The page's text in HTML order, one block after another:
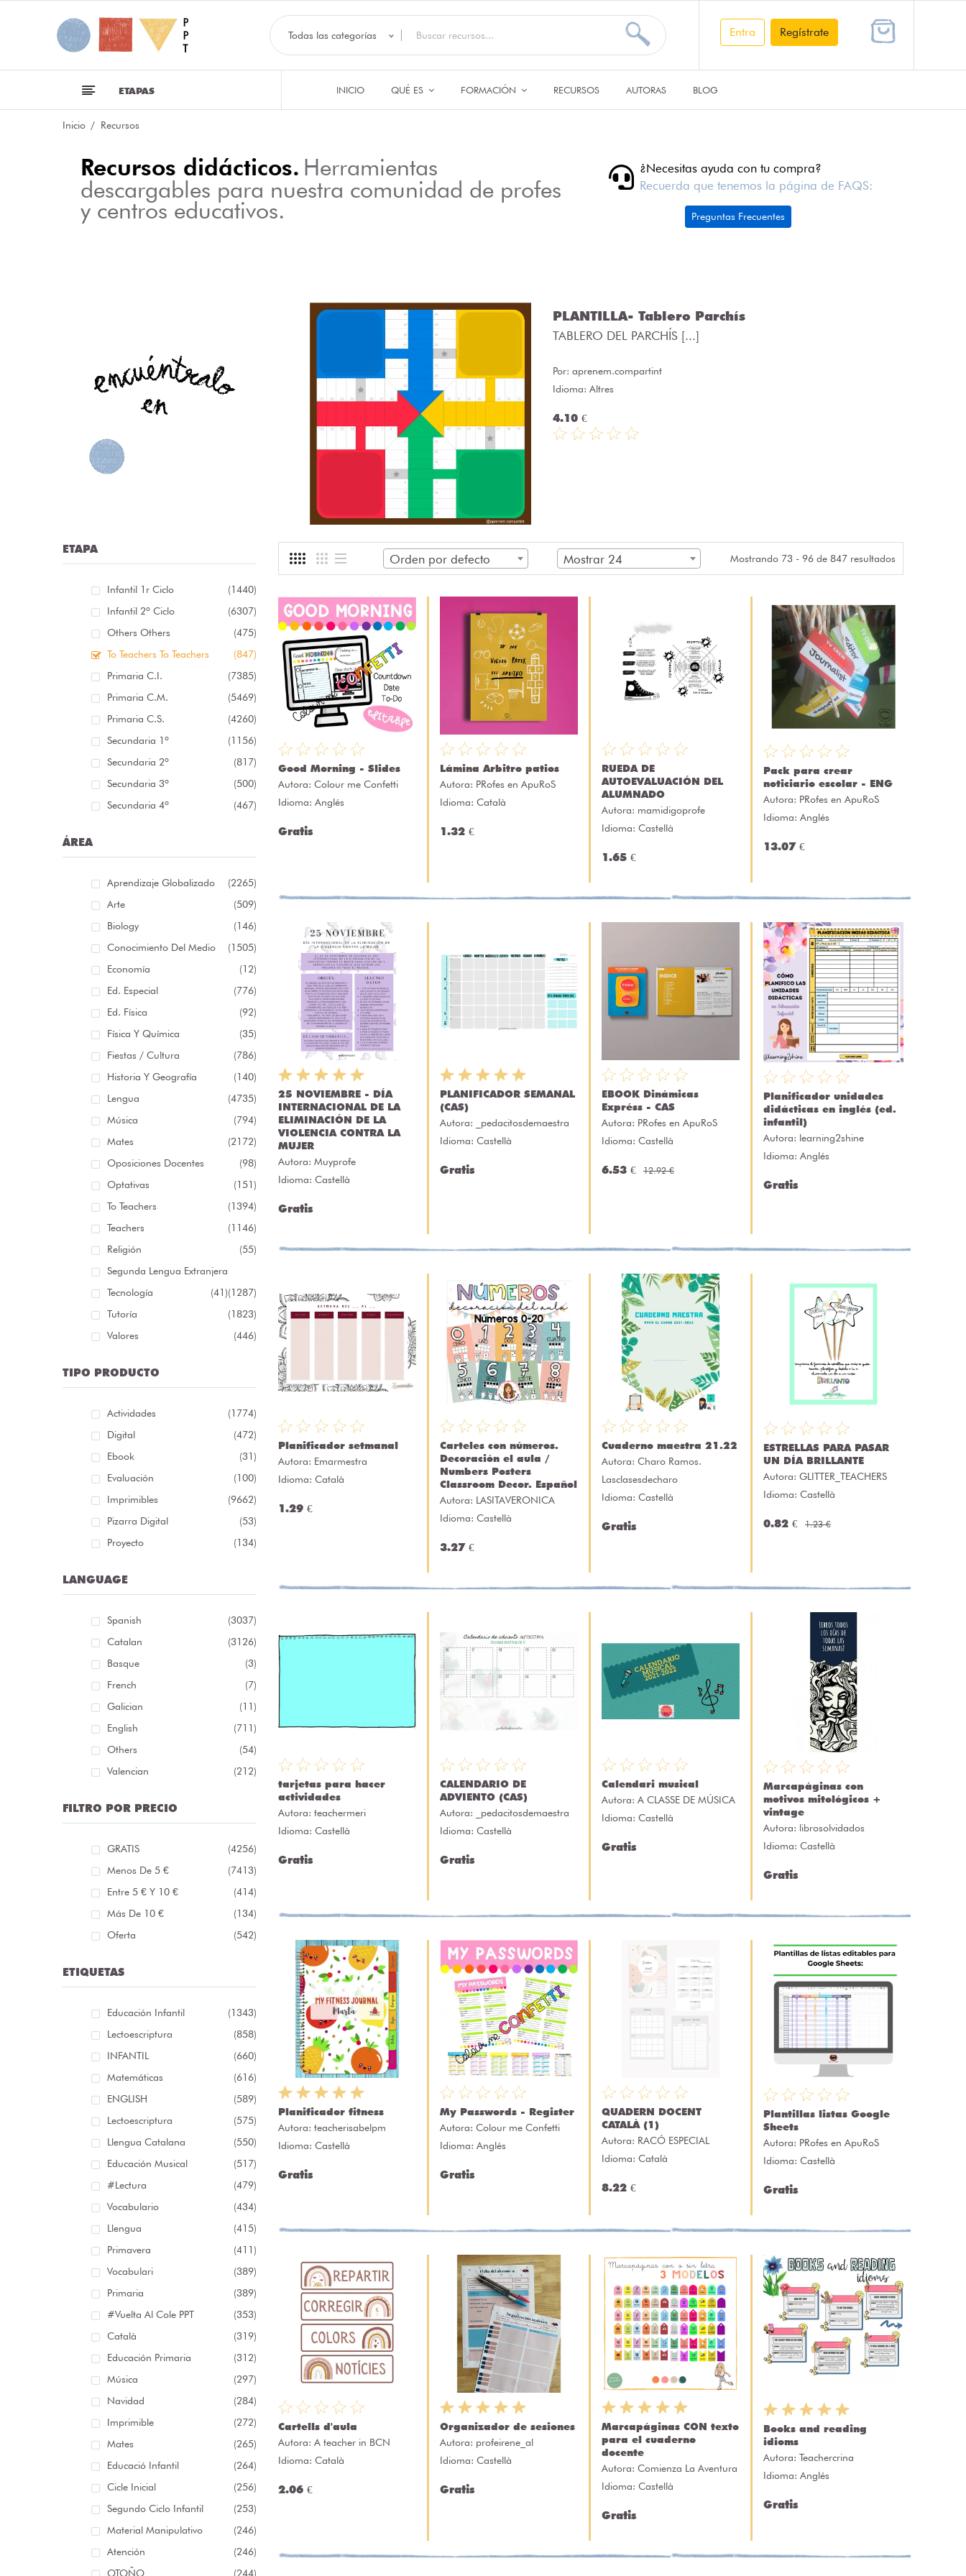
Todas las categorías Entra Regístrate
ETAPAS INICIO QUÉ ES FORMACIÓN RECURSOS AUTORAS BLOG
Inicio Recursos
Recursos didácticos. Herramientas
descargables para nuestra comunidad de profes
y centros educativos.
¿Necesitas ayuda con tu compra?
Recuerda que tenemos la página de FAQS:
Preguntas Frecuentes
sobre as distintas clases de palabras [...]
PLANTILLA- Tablero Parchís
TABLERO DEL PARCHÍS [...]
Por:aprenem.compartint
Idioma: Altres
4.10 €
ETAPA
Infantil 1r Ciclo
(1440)
Infantil 2º Ciclo
(6307)
Others Others
(475)
To Teachers To Teachers
(847)
Primaria C.I.
(7385)
Primaria C.M.
(5469)
Primaria C.S.
(4260)
Secundaria 1º
(1156)
Secundaria 2º
(817)
Secundaria 3º
(500)
Secundaria 4º
(467)
ÁREA
Aprendizaje Globalizado
(2265)
Arte
(509)
Biology
(146)
Conocimiento Del Medio
(1505)
Economía
(12)
Ed. Especial
(776)
Ed. Física
(92)
Física Y Química
(35)
Fiestas / Cultura
(786)
Historia Y Geografía
(140)
Lengua
(4735)
Música
(794)
Mates
(2172)
Oposiciones Docentes
(98)
Optativas
(151)
To Teachers
(1394)
Teachers
(1146)
Religión
(55)
Segunda Lengua Extranjera
(1287)
Tecnología
(41)
Tutoría
(1823)
Valores
(446)
TIPO PRODUCTO
Actividades
(1774)
Digital
(472)
Ebook
(31)
Evaluación
(100)
Imprimibles
(9662)
Pizarra Digital
(53)
Proyecto
(134)
LANGUAGE
Spanish
(3037)
Catalan
(3126)
Basque
(3)
French
(7)
Galician
(11)
English
(711)
Others
(54)
Valencian
(212)
FILTRO POR PRECIO
GRATIS
(4256)
Menos De 5 €
(7413)
Entre 5 € Y 10 €
(414)
Más De 10 €
(134)
Oferta
(542)
ETIQUETAS
Educación Infantil
(1343)
Lectoescriptura
(858)
INFANTIL
(660)
Matemáticas
(616)
ENGLISH
(589)
Lectoescriptura
(575)
Llengua Catalana
(550)
Educación Musical
(517)
#lectura
(479)
Vocabulario
(434)
Llengua
(415)
Primavera
(411)
Vocabulari
(389)
Primaria
(389)
#Vuelta Al Cole PPT
(353)
Català
(319)
Educación Primaria
(312)
Música
(297)
Navidad
(284)
Imprimible
(272)
Mates
(265)
Educació Infantil
(264)
Cicle Inicial
(256)
Segundo Ciclo Infantil
(253)
Material Manipulativo
(246)
Atención
(246)
OTOÑO
(244)
Orden por defecto Mostrar 24 Mostrando 73 - 96 de 847 resultados
Good Morning - Slides
Autora: Colour me Confetti
Idioma: Anglés
Gratis
Lámina Arbitro patios
Autora: PRofes en ApuRoS
Idioma: Català
1.32 €
RUEDA DE
AUTOEVALUACIÓN DEL
ALUMNADO
Autora: mamidigoprofe
Idioma: Castellà
1.65 €
Pack para crear
noticiario escolar - ENG
Autora: PRofes en ApuRoS
Idioma: Anglés
13.07 €
25 NOVIEMBRE - DÍA
INTERNACIONAL DE LA
ELIMINACIÓN DE LA
VIOLENCIA CONTRA LA
MUJER
Autora: Muyprofe
Idioma: Castellà
Gratis
PLANIFICADOR SEMANAL
(CAS)
Autora:
_pedacitosdemaestra
Idioma: Castellà
Gratis
EBOOK Dinámicas
Expréss - CAS
Autora: PRofes en ApuRoS
Idioma: Castellà
6.53 € 12.92 €
Planificador unidades
didácticas en inglés (ed.
infantil)
Autora: learning2shine
Idioma: Anglés
Gratis
Planificador setmanal
Autora: Emarmestra
Idioma: Català
1.29 €
Carteles con números.
Decoración el aula /
Numbers Posters
Classroom Decor. Español
Autora: LASITAVERONICA
Idioma: Castellà
3.27 €
Cuaderno maestra 21.22
Autora: Charo Ramos.
Lasclasesdecharo
Idioma: Castellà
Gratis
ESTRELLAS PARA PASAR
UN DÍA BRILLANTE
Autora: GLITTER_TEACHERS
Idioma: Castellà
0.82 € 1.23 €
tarjetas para hacer
actividades
Autora: teachermeri
Idioma: Castellà
Gratis
CALENDARIO DE
ADVIENTO (CAS)
Autora:
_pedacitosdemaestra
Idioma: Castellà
Gratis
Calendari musical
Autora: A CLASSE DE MÚSICA
Idioma: Castellà
Gratis
Marcapáginas con
motivos mitológicos +
vintage
Autora: librosolvidados
Idioma: Castellà
Gratis
Planificador fitness
Autora: teacherisabelpm
Idioma: Castellà
Gratis
My Passwords - Register
Autora: Colour me Confetti
Idioma: Anglés
Gratis
QUADERN DOCENT
CATALÀ (1)
Autora: RACÓ ESPECIAL
Idioma: Català
8.22 €
Plantillas listas Google
Sheets
Autora: PRofes en ApuRoS
Idioma: Castellà
Gratis
Cartells d'aula
Autora: A teacher in BCN
Idioma: Català
2.06 €
Organizador de sesiones
Autora: profeirene_al
Idioma: Castellà
Gratis
Marcapáginas CON texto
para el cuaderno
docente
Autora: Comienza La Aventura
Idioma: Castellà
Gratis
Books and reading
idioms
Autora: Teachercrina
Idioma: Anglés
Gratis